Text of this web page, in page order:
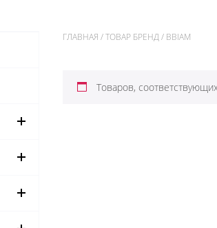
ГЛАВНАЯ /ТОВАР БРЕНД/ BBIAМ
Товаров,